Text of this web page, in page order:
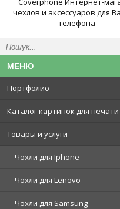
чехлов и аксессуаров для
телефона
Портфолио
Каталог картинок для печати
Товары и услуги
Чохли для Iphone
Чохли для Lenovo
Чохли для Samsung